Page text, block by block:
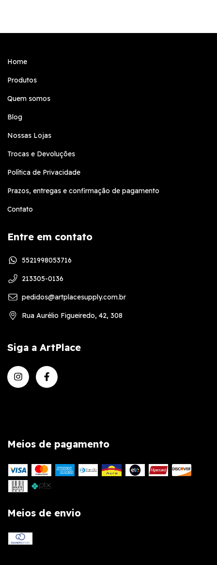
Home
Produtos
Quem somos
Blog
Nossas Lojas
Trocas e Devoluções
Política de Privacidade
Prazos, entregas e confirmação de pagamento
Contato
Entre em contato
5521998053716
213305-0136
pedidos@artplacesupply.com.br
Rua Aurélio Figueiredo, 42, 308
Siga a ArtPlace
Meios de pagamento
Meios de envio